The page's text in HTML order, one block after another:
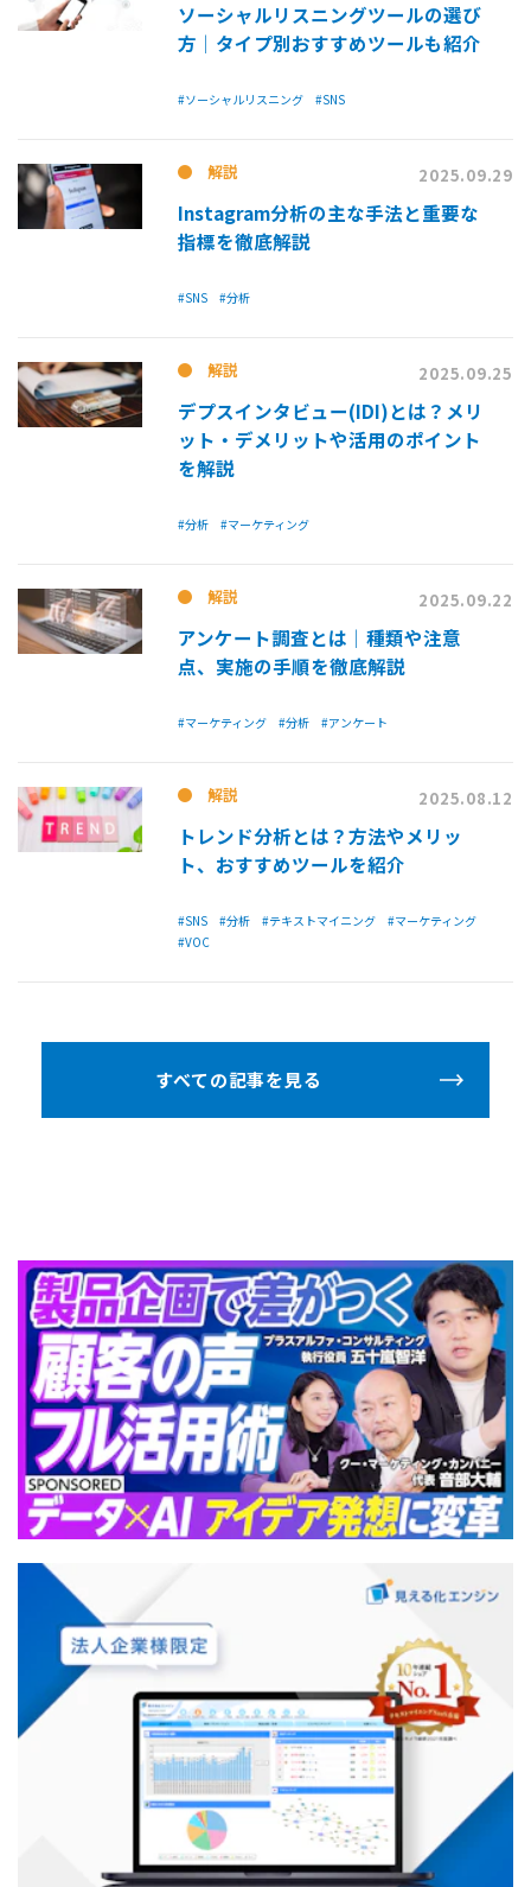
ソーシャルリスニングツールの選び
方│タイプ別おすすめツールも紹介
#ソーシャルリスニング #SNS
解説 2025.09.29
Instagram分析の主な手法と重要な
指標を徹底解説
#SNS #分析
解説 2025.09.25
デプスインタビュー(IDI)とは？メリ
ット・デメリットや活用のポイント
を解説
#分析 #マーケティング
解説 2025.09.22
アンケート調査とは│種類や注意
点、実施の手順を徹底解説
#マーケティング #分析 #アンケート
解説 2025.08.12
トレンド分析とは？方法やメリッ
ト、おすすめツールを紹介
#SNS #分析 #テキストマイニング
#マーケティング
#VOC
すべての記事を見る